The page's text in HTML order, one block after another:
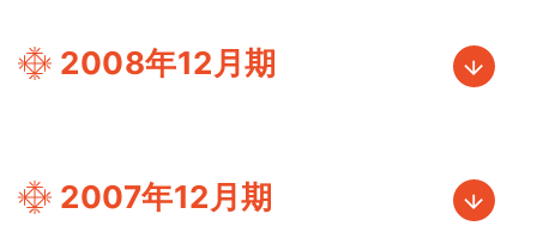
2008年12月期
2007年12月期